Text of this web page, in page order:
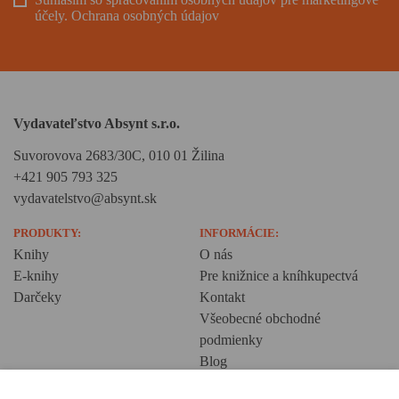
účely. Ochrana osobných údajov
Vydavateľstvo Absynt s.r.o.
Suvorovova 2683/30C, 010 01 Žilina
+421 905 793 325
vydavatelstvo@absynt.sk
PRODUKTY:
Knihy
E-knihy
Darčeky
INFORMÁCIE:
O nás
Pre knižnice a kníhkupectvá
Kontakt
Všeobecné obchodné
podmienky
Blog